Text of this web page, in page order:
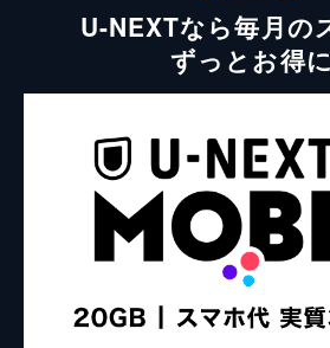
U-NEXTなら毎月の
ずっとお得